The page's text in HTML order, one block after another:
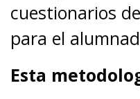
cuestionarios
para el
Esta